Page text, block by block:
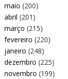
maio (200)
abril (201)
março (215)
fevereiro (220)
janeiro (248)
dezembro (225)
novembro (199)